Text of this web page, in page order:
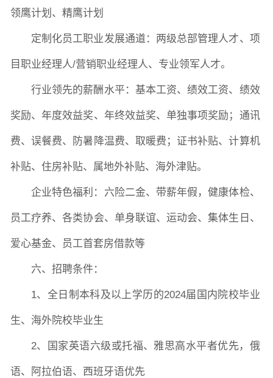
领鹰计划、精鹰计划
定制化员工职业发展通道：两级总部管理人才、项
目职业经理人/营销职业经理人、专业领军人才。
行业领先的薪酬水平：基本工资、绩效工资、绩效
奖励、年度效益奖、年终效益奖、单独事项奖励；通讯
费、误餐费、防暑降温费、取暖费；证书补贴、计算机
补贴、住房补贴、属地外补贴、海外津贴。
企业特色福利：六险二金、带薪年假，健康体检、
员工疗养、各类协会、单身联谊、运动会、集体生日、
爱心基金、员工首套房借款等
六、招聘条件：
1、全日制本科及以上学历的2024届国内院校毕业
生、海外院校毕业生
2、国家英语六级或托福、雅思高水平者优先，俄
语、阿拉伯语、西班牙语优先